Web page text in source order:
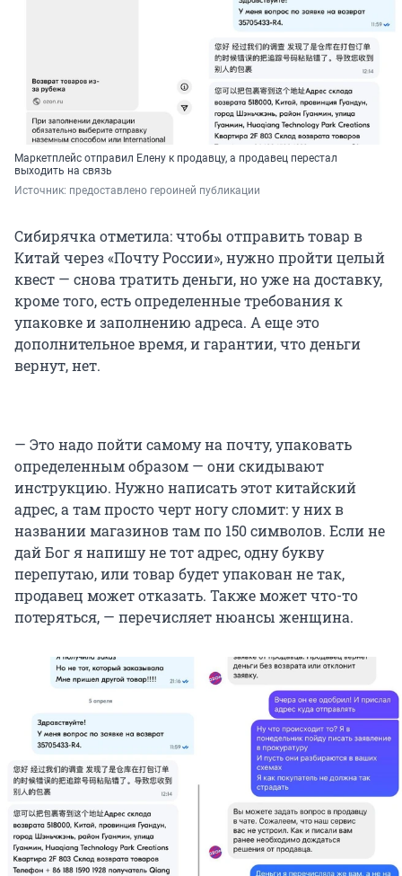
Маркетплейс отправил Елену к продавцу, а продавец перестал
выходить на связь
Источник: предоставлено героиней публикации
Сибирячка отметила: чтобы отправить товар в
Китай через «Почту России», нужно пройти целый
квест — снова тратить деньги, но уже на доставку,
кроме того, есть определенные требования к
упаковке и заполнению адреса. А еще это
дополнительное время, и гарантии, что деньги
вернут, нет.
— Это надо пойти самому на почту, упаковать
определенным образом — они скидывают
инструкцию. Нужно написать этот китайский
адрес, а там просто черт ногу сломит: у них в
названии магазинов там по 150 символов. Если не
дай Бог я напишу не тот адрес, одну букву
перепутаю, или товар будет упакован не так,
продавец может отказать. Также может что-то
потеряться, — перечисляет нюансы женщина.